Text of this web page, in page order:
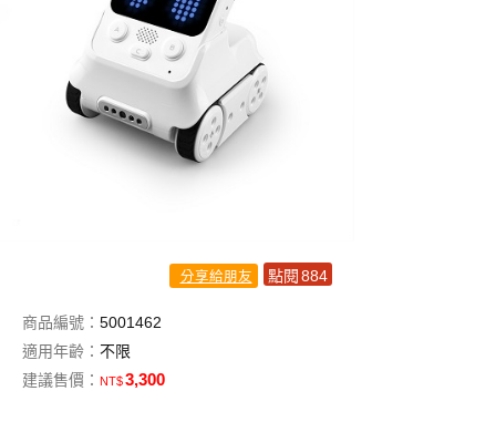
分享給朋友 點閱884
商品編號： 5001462
適用年齡： 不限
建議售價： NT$3,300